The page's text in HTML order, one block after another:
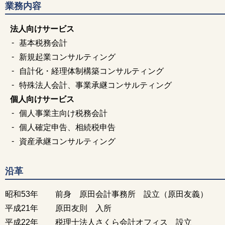
業務内容
法人向けサービス
基本税務会計
新規起業コンサルティング
自計化・経理体制構築コンサルティング
特殊法人会計、事業承継コンサルティング
個人向けサービス
個人事業主向け税務会計
個人確定申告、相続税申告
資産承継コンサルティング
沿革
昭和53年
前身 原田会計事務所 設立（原田友義）
平成21年
原田友則 入所
平成22年
税理士法人さくら会計オフィス 設立